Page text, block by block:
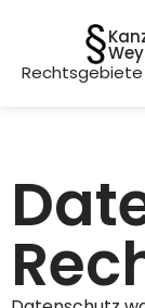
Rechtsgebiete